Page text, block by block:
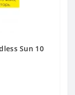
Sun 10